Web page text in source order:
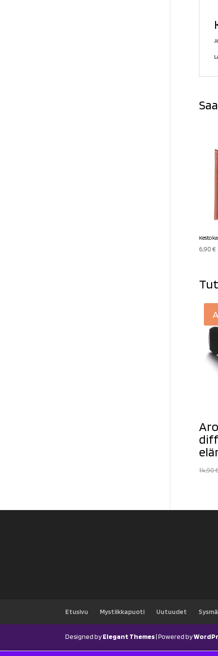
6,90€
14,90
Etusivu Mystiikkapuoti Uutuudet
Designed byElegant Themes| Powered by